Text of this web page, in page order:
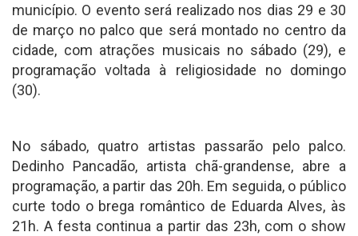
município. O evento será realizado nos dias 29 e 30
de março no palco que será montado no centro da
cidade, com atrações musicais no sábado (29), e
programação voltada à religiosidade no domingo
(30).
No sábado, quatro artistas passarão pelo palco.
Dedinho Pancadão, artista chã-grandense, abre a
programação, a partir das 20h. Em seguida, o público
curte todo o brega romântico de Eduarda Alves, às
21h. A festa continua a partir das 23h, com o show